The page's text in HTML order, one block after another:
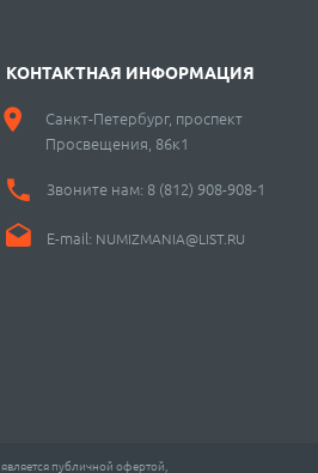
публичной офертой,
КОНТАКТНАЯ ИНФОРМАЦИЯ
Санкт-Петербург, проспект
Просвещения, 86к1
Звоните нам: 8 (812) 908-908-1
E-mail: NUMIZMANIA@LIST.RU